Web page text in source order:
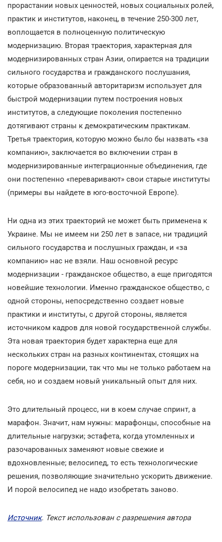
прорастании новых ценностей, новых социальных ролей,
практик и институтов, наконец, в течение 250-300 лет,
воплощается в полноценную политическую
модернизацию. Вторая траектория, характерная для
модернизированных стран Азии, опирается на традиции
сильного государства и гражданского послушания,
которые образованный авторитаризм использует для
быстрой модернизации путем построения новых
институтов, а следующие поколения постепенно
дотягивают страны к демократическим практикам.
Третья траектория, которую можно было бы назвать «за
компанию», заключается во включении стран в
модернизированные интеграционные объединения, где
они постепенно «переваривают» свои старые институты
(примеры вы найдете в юго-восточной Европе).
Ни одна из этих траекторий не может быть применена к
Украине. Мы не имеем ни 250 лет в запасе, ни традиций
сильного государства и послушных граждан, и «за
компанию» нас не взяли. Наш основной ресурс
модернизации - гражданское общество, а еще пригодятся
новейшие технологии. Именно гражданское общество, с
одной стороны, непосредственно создает новые
практики и институты, с другой стороны, является
источником кадров для новой государственной службы.
Эта новая траектория будет характерна еще для
нескольких стран на разных континентах, стоящих на
пороге модернизации, так что мы не только работаем на
себя, но и создаем новый уникальный опыт для них.
Это длительный процесс, ни в коем случае спринт, а
марафон. Значит, нам нужны: марафонцы, способные на
длительные нагрузки; эстафета, когда утомленных и
разочарованных заменяют новые свежие и
вдохновленные; велосипед, то есть технологические
решения, позволяющие значительно ускорить движение.
И порой велосипед не надо изобретать заново.
Источник. Текст использован с разрешения автора